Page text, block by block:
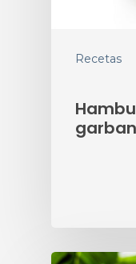
Recetas